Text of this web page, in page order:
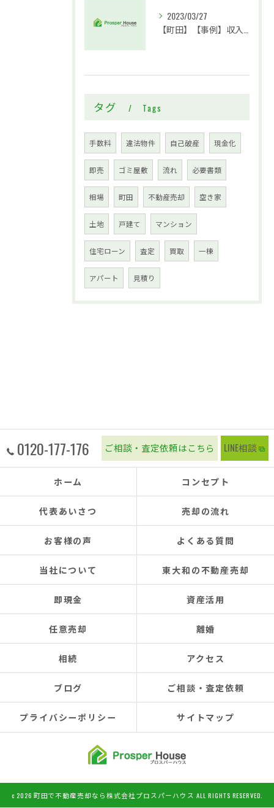
2023/03/27
タグ Tags
手数料 違法物件 自己破産 現金化
即売 ゴミ屋敷 流れ 必要書類
相場 町田 不動産売却 空き家
土地 戸建て マンション
住宅ローン 査定 買取 一棟
アパート 見積り
0120-177-176 ご相談・査定依頼はこちら LINE相談
ホーム コンセプト
代表あいさつ 売却の流れ
お客様の声 よくある質問
当社について 東大和の不動産売却
即現金 資産活用
任意売却 離婚
相続 アクセス
ブログ ご相談・査定依頼
プライバシーポリシー サイトマップ
c 2026 町田で不動産売却なら株式会社プロスパーハウス ALL RIGHTS RESERVED.